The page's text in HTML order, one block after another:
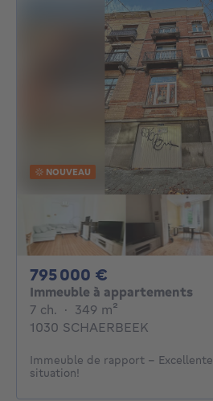
NOUVEAU
795 000 €
Immeuble à appartements
7 ch. 7 chambres
· 349 m²
1030 SCHAERBEEK
Immeuble de rapport - Excellente
situation!